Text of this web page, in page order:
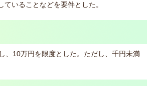
いることなどを要件とした。
、10万円を限度とした。ただし、千円未満